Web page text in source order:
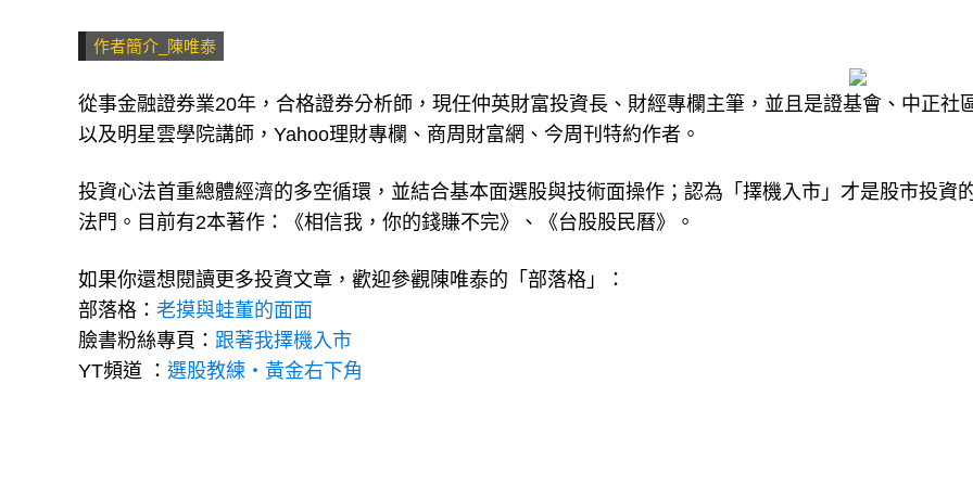
作者簡介_陳唯泰
從事金融證券業20年，合格證券分析師，現任仲英財富投資長、財經專欄主筆，並且是證基會、中正社
以及明星雲學院講師，Yahoo理財專欄、商周財富網、今周刊特約作者。
投資心法首重總體經濟的多空循環，並結合基本面選股與技術面操作；認為「擇機入市」才是股市投資
法門。目前有2本著作：《相信我，你的錢賺不完》、《台股股民曆》。
如果你還想閱讀更多投資文章，歡迎參觀陳唯泰的「部落格」：
部落格： 老摸與蛙董的面面
臉書粉絲專頁： 跟著我擇機入市
YT頻道 ： 選股教練・黃金右下角